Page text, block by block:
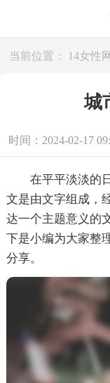
当前位置： 14女性网
城
时间：2024-02-17
在平平淡淡的日
文是由文字组成，
达一个主题意义的
下是小编为大家整
分享。